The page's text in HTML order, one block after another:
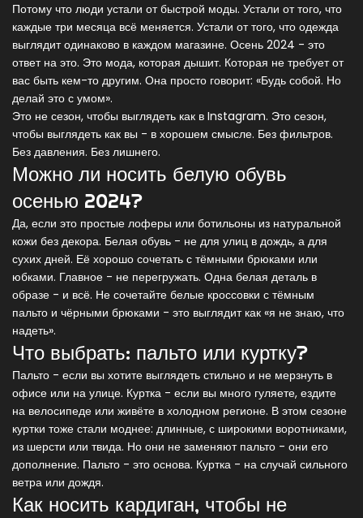
Потому что люди устали от быстрой моды. Устали от того, что
каждые три месяца всё меняется. Устали от того, что одежда
выглядит одинаково в каждом магазине. Осень 2024 - это
ответ на это. Это мода, которая дышит. Которая не требует от
вас быть кем-то другим. Она просто говорит: «Будь собой. Но
делай это с умом».
Это не сезон, чтобы выглядеть как в Instagram. Это сезон,
чтобы выглядеть как вы - в хорошем смысле. Без фильтров.
Без давления. Без лишнего.
Можно ли носить белую обувь
осенью 2024?
Да, если это простые лоферы или ботильоны из натуральной
кожи без декора. Белая обувь - не для улиц в дождь, а для
сухих дней. Её хорошо сочетать с тёмными брюками или
юбками. Главное - не перегружать. Одна белая деталь в
образе - и всё. Не сочетайте белые кроссовки с тёмным
пальто и чёрными брюками - это выглядит как «я не знаю, что
надеть».
Что выбрать: пальто или куртку?
Пальто - если вы хотите выглядеть стильно и не мерзнуть в
офисе или на улице. Куртка - если вы много гуляете, ездите
на велосипеде или живёте в холодном регионе. В этом сезоне
куртки тоже стали моднее: длинные, с широкими воротниками,
из шерсти или твида. Но они не заменяют пальто - они его
дополнение. Пальто - это основа. Куртка - на случай сильного
ветра или дождя.
Как носить кардиган, чтобы не